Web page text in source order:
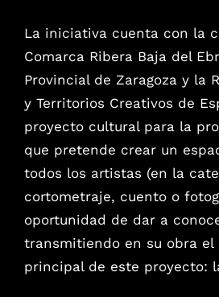
La iniciativa cuenta con la
Comarca Ribera Baja del
Provincial de Zaragoza y la
y Territorios Creativos de
proyecto cultural para la
que pretende crear un
todos los artistas (en la
cortometraje, cuento o
oportunidad de dar a
transmitiendo en su obra el
principal de este proyecto: